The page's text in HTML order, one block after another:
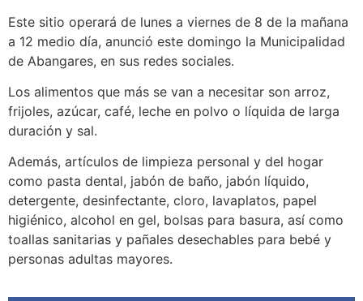
Este sitio operará de lunes a viernes de 8 de la mañana
a 12 medio día, anunció este domingo la Municipalidad
de Abangares, en sus redes sociales.
Los alimentos que más se van a necesitar son arroz,
frijoles, azúcar, café, leche en polvo o líquida de larga
duración y sal.
Además, artículos de limpieza personal y del hogar
como pasta dental, jabón de baño, jabón líquido,
detergente, desinfectante, cloro, lavaplatos, papel
higiénico, alcohol en gel, bolsas para basura, así como
toallas sanitarias y pañales desechables para bebé y
personas adultas mayores.